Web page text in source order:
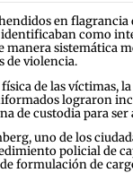
en
como
sistemática
de violencia.
de las víctimas,
lograron
de custodia para
uno de los
policial de
formulación de